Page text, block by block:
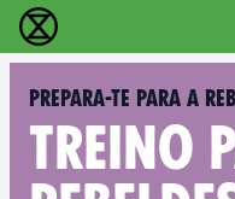
Extinction Rebellion -
Prepara-te para a
TREINO